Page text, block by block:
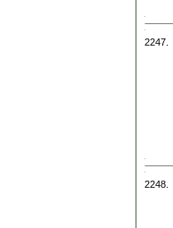
2247.
2248.